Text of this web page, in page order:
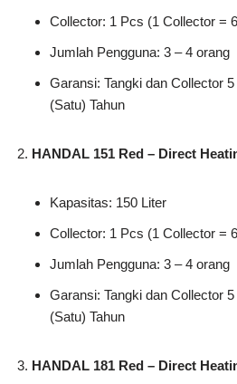
Collector: 1 Pcs (1 Collector =
Jumlah Pengguna: 3 – 4 orang
Garansi: Tangki dan Collector
(Satu) Tahun
HANDAL 151 Red – Direct
Kapasitas: 150 Liter
Collector: 1 Pcs (1 Collector =
Jumlah Pengguna: 3 – 4 orang
Garansi: Tangki dan Collector
(Satu) Tahun
HANDAL 181 Red – Direct